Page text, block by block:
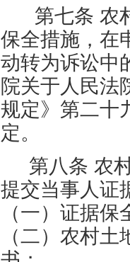
第七条 农村
保全措施，在
动转为诉讼中
院关于人民法
规定》第二十
定。
第八条 农村
提交当事人证
（一）证据
（二）农村